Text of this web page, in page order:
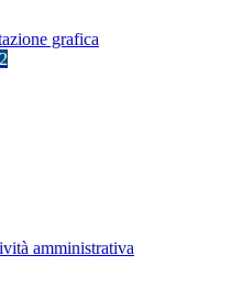
grafica
2
amministrativa